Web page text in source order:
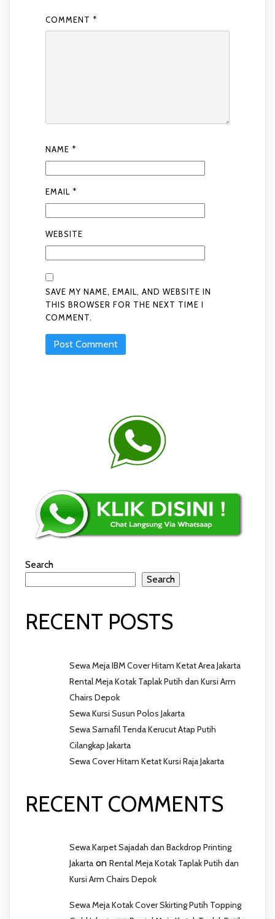
COMMENT *
NAME *
EMAIL *
WEBSITE
SAVE MY NAME, EMAIL, AND WEBSITE IN
THIS BROWSER FOR THE NEXT TIME I
COMMENT.
Search
Search
RECENT POSTS
Sewa Meja IBM Cover Hitam Ketat Area Jakarta
Rental Meja Kotak Taplak Putih dan Kursi Arm
Chairs Depok
Sewa Kursi Susun Polos Jakarta
Sewa Sarnafil Tenda Kerucut Atap Putih
Cilangkap Jakarta
Sewa Cover Hitam Ketat Kursi Raja Jakarta
RECENT COMMENTS
Sewa Karpet Sajadah dan Backdrop Printing
Jakarta on Rental Meja Kotak Taplak Putih dan
Kursi Arm Chairs Depok
Sewa Meja Kotak Cover Skirting Putih Topping